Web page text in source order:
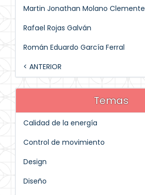
Martin Jonathan Molano Clemente
Rafael Rojas Galván
Román Eduardo García Ferral
< ANTERIOR
Temas
Calidad de la energía
Control de movimiento
Design
Diseño